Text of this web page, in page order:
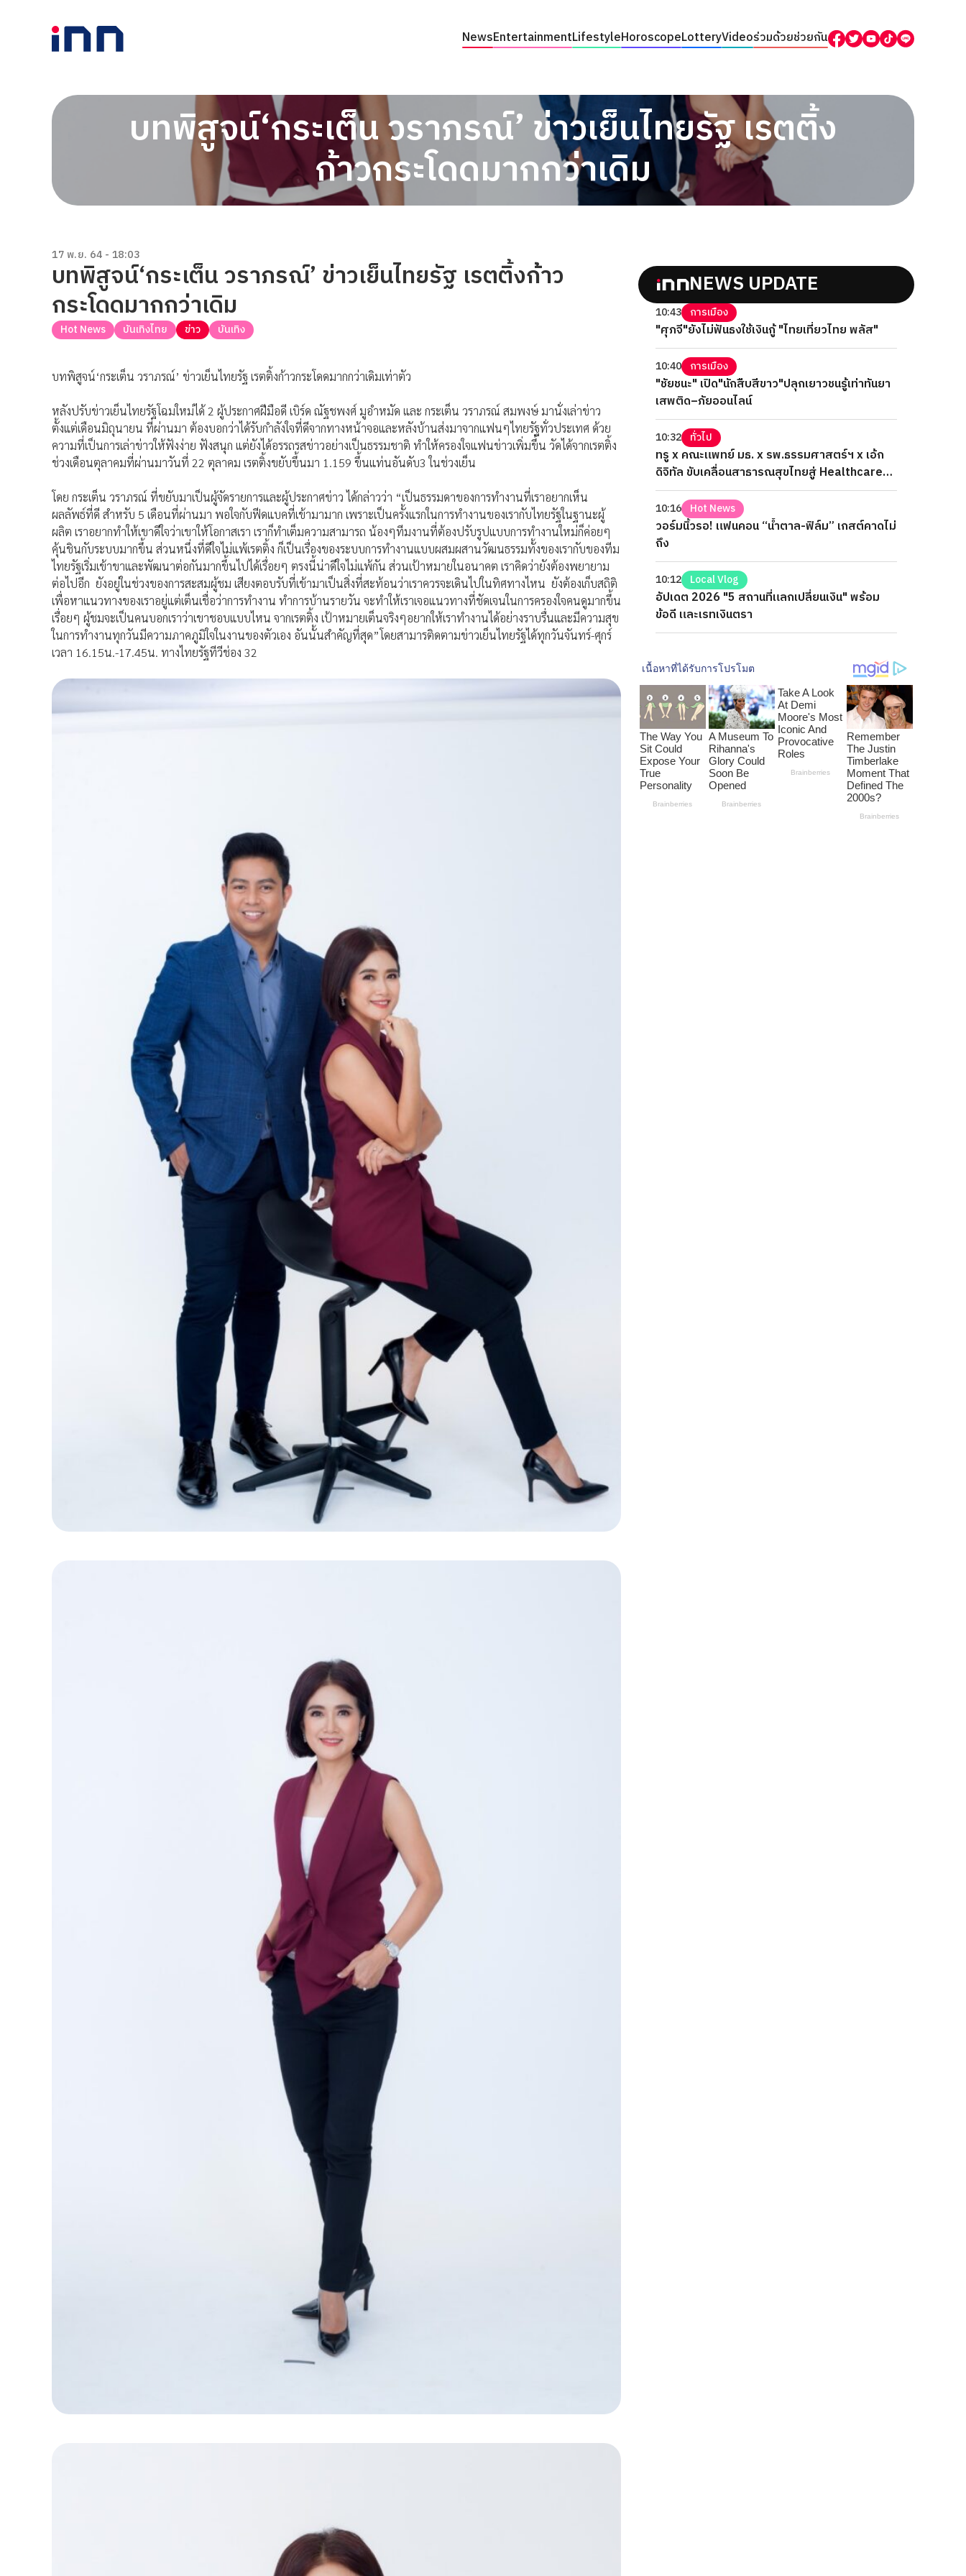
NewsEntertainmentLifestyleHoroscopeLotteryVideoร่วมด้วยช่วยกัน
บทพิสูจน์‘กระเต็น วราภรณ์’ ข่าวเย็นไทยรัฐ เรตติ้ง
ก้าวกระโดดมากกว่าเดิม
17 พ.ย. 64 - 18:03
บทพิสูจน์‘กระเต็น วราภรณ์’ ข่าวเย็นไทยรัฐ เรตติ้งก้าว
กระโดดมากกว่าเดิม
Hot News บันเทิงไทย ข่าว บันเทิง
บทพิสูจน์‘กระเต็น วราภรณ์’ ข่าวเย็นไทยรัฐ เรตติ้งก้าวกระโดดมากกว่าเดิมเท่าตัว
หลังปรับข่าวเย็นไทยรัฐโฉมใหม่ได้ 2 ผู้ประกาศฝีมือดี เบิร์ด ณัฐชพงศ์ มูอำหมัด และ กระเต็น วราภรณ์ สมพงษ์ มานั่งเล่าข่าว
ตั้งแต่เดือนมิถุนายน ที่ผ่านมา ต้องบอกว่าได้รับกำลังใจที่ดีจากทางหน้าจอและหลังบ้านส่งมาจากแฟนๆไทยรัฐทั่วประเทศ ด้วย
ความที่เป็นการเล่าข่าวให้ฟังง่าย ฟังสนุก แต่ยังได้อรรถรสข่าวอย่างเป็นธรรมชาติ ทำให้ครองใจแฟนข่าวเพิ่มขึ้น วัดได้จากเรตติ้ง
ช่วงเดือนตุลาคมที่ผ่านมาวันที่ 22 ตุลาคม เรตติ้งขยับขึ้นมา 1.159 ขึ้นแท่นอันดับ3 ในช่วงเย็น
โดย กระเต็น วราภรณ์ ที่ขยับมาเป็นผู้จัดรายการและผู้ประกาศข่าว ได้กล่าวว่า “เป็นธรรมดาของการทำงานที่เราอยากเห็น
ผลลัพธ์ที่ดี สำหรับ 5 เดือนที่ผ่านมา พอใจกับฟีดแบคที่เข้ามามาก เพราะเป็นครั้งแรกในการทำงานของเรากับไทยรัฐในฐานะผู้
ผลิต เราอยากทำให้เขาดีใจว่าเขาให้โอกาสเรา เราก็ทำเต็มความสามารถ น้องๆทีมงานที่ต้องปรับรูปแบบการทำงานใหม่ก็ค่อยๆ
คุ้นชินกับระบบมากขึ้น ส่วนหนึ่งที่ดีใจไม่แพ้เรตติ้ง ก็เป็นเรื่องของระบบการทำงานแบบผสมผสานวัฒนธรรมทั้งของเรากับของทีม
ไทยรัฐเริ่มเข้าขาและพัฒนาต่อกันมากขึ้นไปได้เรื่อยๆ ตรงนี้น่าดีใจไม่แพ้กัน ส่วนเป้าหมายในอนาคต เราคิดว่ายังต้องพยายาม
ต่อไปอีก ยังอยู่ในช่วงของการสะสมผู้ชม เสียงตอบรับที่เข้ามาเป็นสิ่งที่สะท้อนว่าเราควรจะเดินไปในทิศทางไหน ยังต้องเก็บสถิติ
เพื่อหาแนวทางของเราอยู่แต่เต็นเชื่อว่าการทำงาน ทำการบ้านรายวัน จะทำให้เราเจอแนวทางที่ชัดเจนในการครองใจคนดูมากขึ้น
เรื่อยๆ ผู้ชมจะเป็นคนบอกเราว่าเขาชอบแบบไหน จากเรตติ้ง เป้าหมายเต็นจริงๆอยากให้เราทำงานได้อย่างราบรื่นและมีความสุข
ในการทำงานทุกวันมีความภาคภูมิใจในงานของตัวเอง อันนั้นสำคัญที่สุด”โดยสามารติดตามข่าวเย็นไทยรัฐได้ทุกวันจันทร์-ศุกร์
เวลา 16.15น.-17.45น. ทางไทยรัฐทีวีช่อง 32
NEWS UPDATE
10:43 การเมือง
"ศุภจี"ยังไม่ฟันธงใช้เงินกู้ "ไทยเที่ยวไทย พลัส"
10:40 การเมือง
"ชัยชนะ" เปิด"นักสืบสีขาว"ปลุกเยาวชนรู้เท่าทันยา
เสพติด–ภัยออนไลน์
10:32 ทั่วไป
ทรู x คณะแพทย์ มธ. x รพ.ธรรมศาสตร์ฯ x เอ้ก
ดิจิทัล ขับเคลื่อนสาธารณสุขไทยสู่ Healthcare
AI
10:16 Hot News
วอร์มนิ้วรอ! แฟนคอน “น้ำตาล-ฟิล์ม” เกสต์คาดไม่
ถึง
10:12 Local Vlog
อัปเดต 2026 "5 สถานที่แลกเปลี่ยนเงิน" พร้อม
ข้อดี และเรทเงินตรา